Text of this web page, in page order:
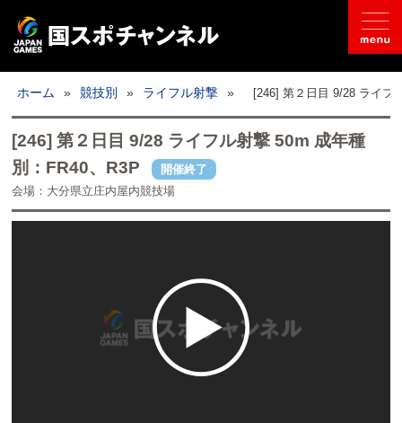
ライブ配信
日程
取材記事
公式SNS
ホーム » 競技別 » ライフル射撃 » [246] 第２日目 9/28 ライフ
[246] 第２日目 9/28 ライフル射撃 50m 成年種
別：FR40、R3P
開催終了
会場：大分県立庄内屋内競技場